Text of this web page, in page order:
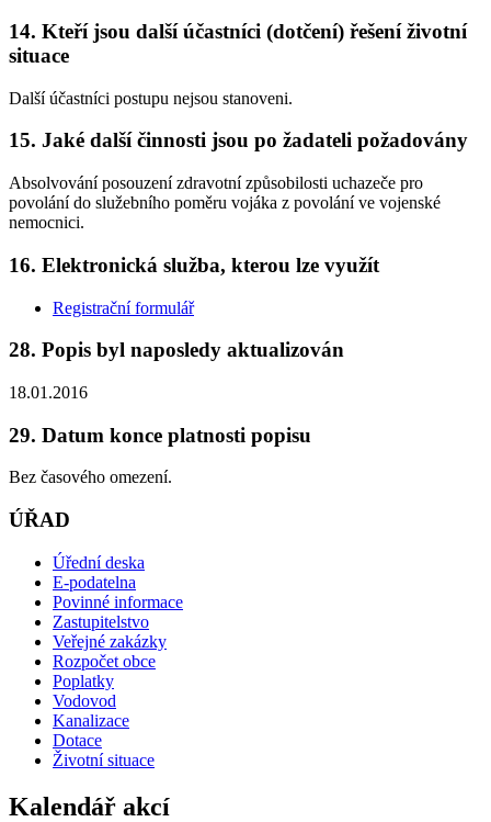
14. Kteří jsou další účastníci (dotčení) řešení životní
situace
Další účastníci postupu nejsou stanoveni.
15. Jaké další činnosti jsou po žadateli požadovány
Absolvování posouzení zdravotní způsobilosti uchazeče pro
povolání do služebního poměru vojáka z povolání ve vojenské
nemocnici.
16. Elektronická služba, kterou lze využít
Registrační formulář
28. Popis byl naposledy aktualizován
18.01.2016
29. Datum konce platnosti popisu
Bez časového omezení.
ÚŘAD
Úřední deska
E-podatelna
Povinné informace
Zastupitelstvo
Veřejné zakázky
Rozpočet obce
Poplatky
Vodovod
Kanalizace
Dotace
Životní situace
Kalendář akcí